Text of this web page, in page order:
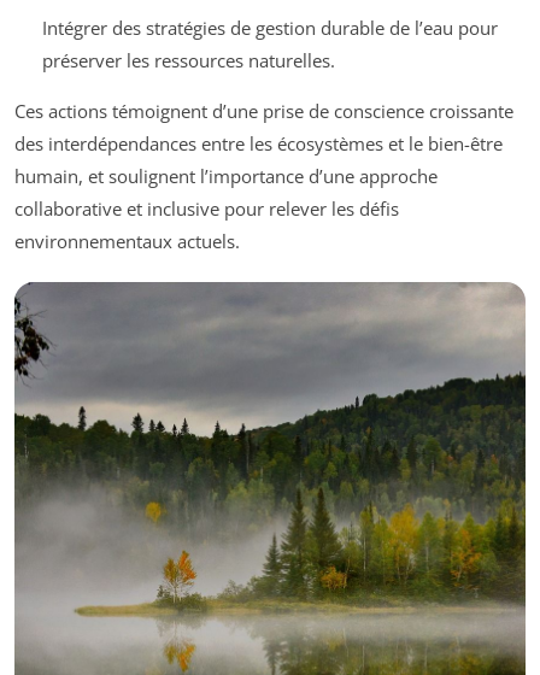
Intégrer des stratégies de gestion durable de l’eau pour
préserver les ressources naturelles.
Ces actions témoignent d’une prise de conscience croissante
des interdépendances entre les écosystèmes et le bien-être
humain, et soulignent l’importance d’une approche
collaborative et inclusive pour relever les défis
environnementaux actuels.